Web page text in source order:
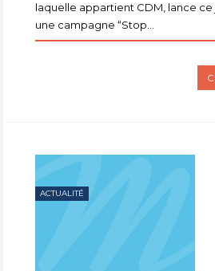
laquelle appartient CDM, lance ce
une campagne “Stop...
ACTUALITÉ